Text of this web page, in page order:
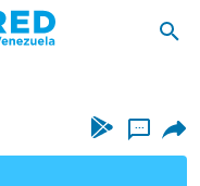
...